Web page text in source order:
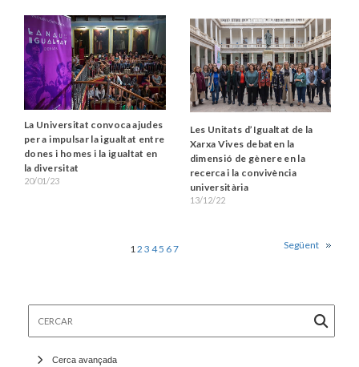
La Universitat convoca ajudes
per a impulsar la igualtat entre
dones i homes i la igualtat en
la diversitat
20/01/23
Les Unitats d’Igualtat de la
Xarxa Vives debaten la
dimensió de gènere en la
recerca i la convivència
universitària
13/12/22
1 2 3 45 67 Següent
Cerca avançada